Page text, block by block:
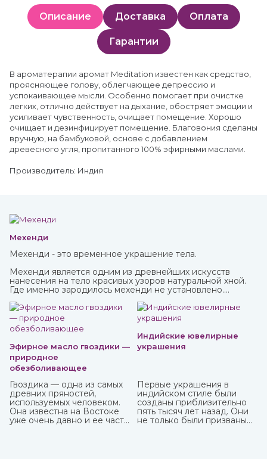
Описание Доставка Оплата
Гарантии
В ароматерапии аромат Meditation известен как средство,
проясняющее голову, облегчающее депрессию и
успокаивающее мысли. Особенно помогает при очистке
легких, отлично действует на дыхание, обостряет эмоции и
усиливает чувственность, очищает помещение. Хорошо
очищает и дезинфицирует помещение. Благовония сделаны
вручную, на бамбуковой, основе с добавлением
древесного угля, пропитанного 100% эфирными маслами.
Производитель: Индия
Мехенди
Мехенди - это временное украшение тела.
Мехенди является одним из древнейших искусств
нанесения на тело красивых узоров натуральной хной.
Где именно зародилось мехенди не установлено.
разных стран и континентов, которые привносили в нее
свои культурные традиции.
Эфирное масло гвоздики —
природное
обезболивающее
Гвоздика — одна из самых
древних пряностей,
используемых человеком.
Она известна на Востоке
уже очень давно и ее часто
Индийские ювелирные
украшения
Первые украшения в
индийском стиле были
созданы приблизительно
пять тысяч лет назад. Они
не только были призваны